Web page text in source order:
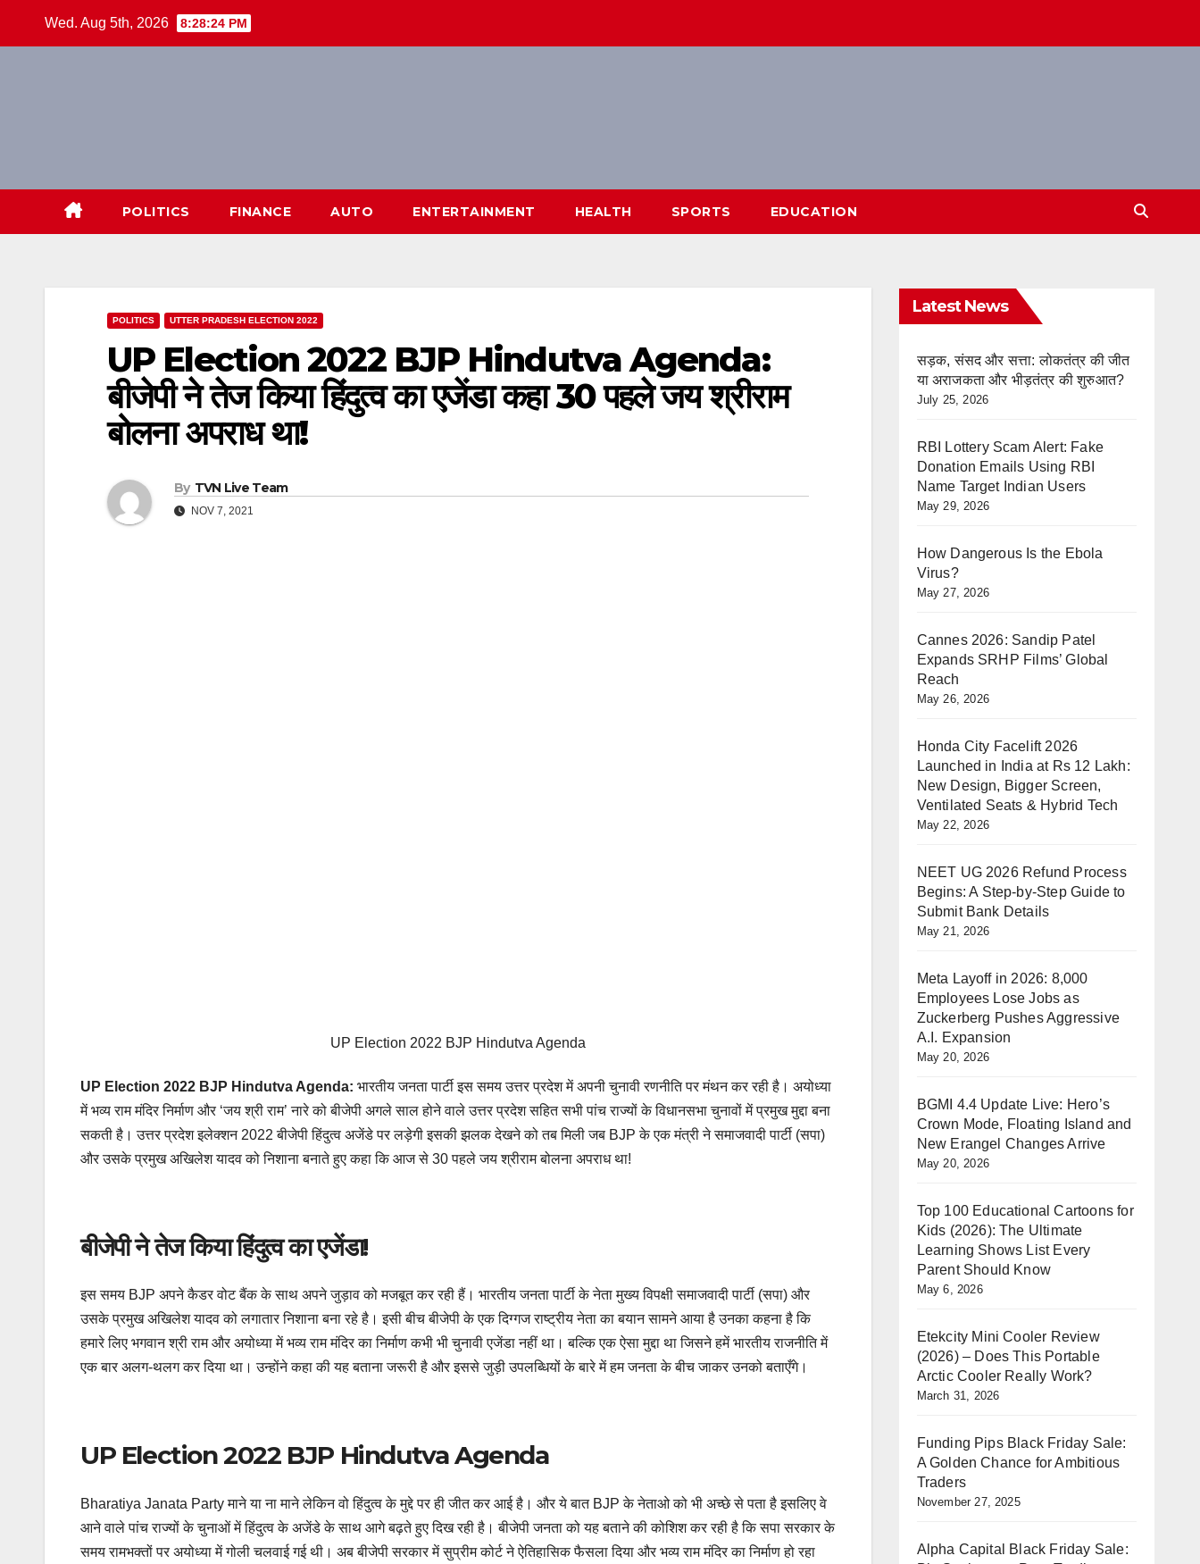
Wed. Aug 5th, 2026 8:28:24 PM
POLITICS FINANCE AUTO ENTERTAINMENT HEALTH SPORTS EDUCATION
POLITICS UTTER PRADESH ELECTION 2022
UP Election 2022 BJP Hindutva Agenda:
बीजेपी ने तेज किया हिंदुत्व का एजेंडा कहा 30 पहले जय श्रीराम
बोलना अपराध था!
By TVN Live Team
NOV 7, 2021
UP Election 2022 BJP Hindutva Agenda
UP Election 2022 BJP Hindutva Agenda: भारतीय जनता पार्टी इस समय उत्तर प्रदेश में अपनी चुनावी रणनीति पर मंथन कर रही है। अयोध्या
में भव्य राम मंदिर निर्माण और ‘जय श्री राम’ नारे को बीजेपी अगले साल होने वाले उत्तर प्रदेश सहित सभी पांच राज्यों के विधानसभा चुनावों में प्रमुख मुद्दा बना
सकती है। उत्तर प्रदेश इलेक्शन 2022 बीजेपी हिंदुत्व अजेंडे पर लड़ेगी इसकी झलक देखने को तब मिली जब BJP के एक मंत्री ने समाजवादी पार्टी (सपा)
और उसके प्रमुख अखिलेश यादव को निशाना बनाते हुए कहा कि आज से 30 पहले जय श्रीराम बोलना अपराध था!
बीजेपी ने तेज किया हिंदुत्व का एजेंडा!
इस समय BJP अपने कैडर वोट बैंक के साथ अपने जुड़ाव को मजबूत कर रही हैं। भारतीय जनता पार्टी के नेता मुख्य विपक्षी समाजवादी पार्टी (सपा) और
उसके प्रमुख अखिलेश यादव को लगातार निशाना बना रहे है। इसी बीच बीजेपी के एक दिग्गज राष्ट्रीय नेता का बयान सामने आया है उनका कहना है कि
हमारे लिए भगवान श्री राम और अयोध्या में भव्य राम मंदिर का निर्माण कभी भी चुनावी एजेंडा नहीं था। बल्कि एक ऐसा मुद्दा था जिसने हमें भारतीय राजनीति में
एक बार अलग-थलग कर दिया था। उन्होंने कहा की यह बताना जरूरी है और इससे जुड़ी उपलब्धियों के बारे में हम जनता के बीच जाकर उनको बताएँगे।
UP Election 2022 BJP Hindutva Agenda
Bharatiya Janata Party माने या ना माने लेकिन वो हिंदुत्व के मुद्दे पर ही जीत कर आई है। और ये बात BJP के नेताओ को भी अच्छे से पता है इसलिए वे
आने वाले पांच राज्यों के चुनाओं में हिंदुत्व के अजेंडे के साथ आगे बढ़ते हुए दिख रही है। बीजेपी जनता को यह बताने की कोशिश कर रही है कि सपा सरकार के
समय रामभक्‍तों पर अयोध्‍या में गोली चलवाई गई थी। अब बीजेपी सरकार में सुप्रीम कोर्ट ने ऐतिहासिक फैसला दिया और भव्‍य राम मंदिर का निर्माण हो रहा
Latest News
सड़क, संसद और सत्ता: लोकतंत्र की जीत
या अराजकता और भीड़तंत्र की शुरुआत?
July 25, 2026
RBI Lottery Scam Alert: Fake
Donation Emails Using RBI
Name Target Indian Users
May 29, 2026
How Dangerous Is the Ebola
Virus?
May 27, 2026
Cannes 2026: Sandip Patel
Expands SRHP Films’ Global
Reach
May 26, 2026
Honda City Facelift 2026
Launched in India at Rs 12 Lakh:
New Design, Bigger Screen,
Ventilated Seats & Hybrid Tech
May 22, 2026
NEET UG 2026 Refund Process
Begins: A Step-by-Step Guide to
Submit Bank Details
May 21, 2026
Meta Layoff in 2026: 8,000
Employees Lose Jobs as
Zuckerberg Pushes Aggressive
A.I. Expansion
May 20, 2026
BGMI 4.4 Update Live: Hero’s
Crown Mode, Floating Island and
New Erangel Changes Arrive
May 20, 2026
Top 100 Educational Cartoons for
Kids (2026): The Ultimate
Learning Shows List Every
Parent Should Know
May 6, 2026
Etekcity Mini Cooler Review
(2026) – Does This Portable
Arctic Cooler Really Work?
March 31, 2026
Funding Pips Black Friday Sale:
A Golden Chance for Ambitious
Traders
November 27, 2025
Alpha Capital Black Friday Sale: